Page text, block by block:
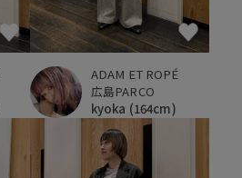
ADAM ET ROPÉ
広島PARCO
kyoka (164cm)